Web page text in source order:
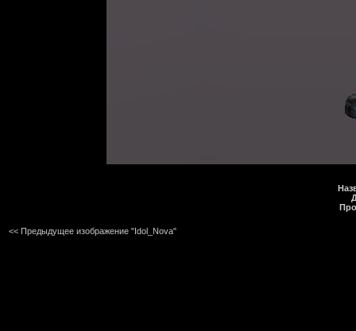
<< Предыдущее изображение "Idol_Nova"